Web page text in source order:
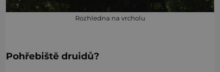
Rozhledna na vrcholu
Pohřebiště druidů?